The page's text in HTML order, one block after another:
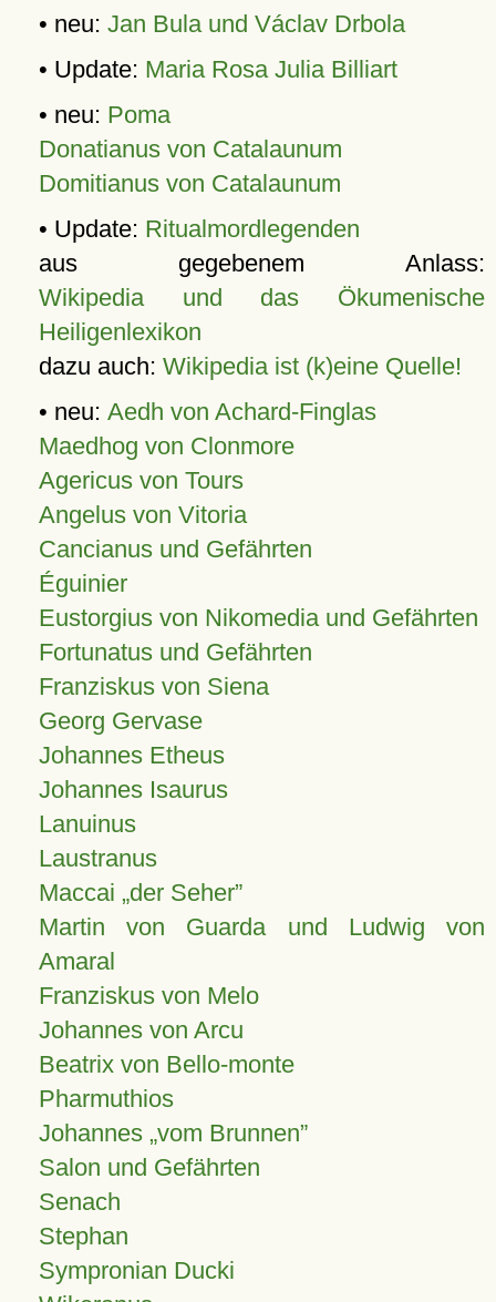
• neu: Jan Bula und Václav Drbola
• Update: Maria Rosa Julia Billiart
• neu: Poma
Donatianus von Catalaunum
Domitianus von Catalaunum
• Update: Ritualmordlegenden
aus gegebenem Anlass:
Wikipedia und das Ökumenische
Heiligenlexikon
dazu auch: Wikipedia ist (k)eine Quelle!
• neu: Aedh von Achard-Finglas
Maedhog von Clonmore
Agericus von Tours
Angelus von Vitoria
Cancianus und Gefährten
Éguinier
Eustorgius von Nikomedia und Gefährten
Fortunatus und Gefährten
Franziskus von Siena
Georg Gervase
Johannes Etheus
Johannes Isaurus
Lanuinus
Laustranus
Maccai „der Seher”
Martin von Guarda und Ludwig von
Amaral
Franziskus von Melo
Johannes von Arcu
Beatrix von Bello-monte
Pharmuthios
Johannes vom Brunnen
Salon und Gefährten
Senach
Stephan
Sympronian Ducki